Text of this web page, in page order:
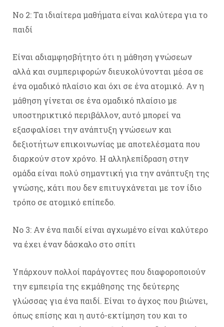
No 2: Τα ιδιαίτερα μαθήματα είναι καλύτερα για το
παιδί
Είναι αδιαμφησβήτητο ότι η μάθηση γνώσεων
αλλά και συμπεριφορών διευκολύνονται μέσα σε
ένα ομαδικό πλαίσιο και όχι σε ένα ατομικό. Αν η
μάθηση γίνεται σε ένα ομαδικό πλαίσιο με
υποστηρικτικό περιβάλλον, αυτό μπορεί να
εξασφαλίσει την ανάπτυξη γνώσεων και
δεξιοτήτων επικοινωνίας με αποτελέσματα που
διαρκούν στον χρόνο. Η αλληλεπίδραση στην
ομάδα είναι πολύ σημαντική για την ανάπτυξη της
γνώσης, κάτι που δεν επιτυγχάνεται με τον ίδιο
τρόπο σε ατομικό επίπεδο.
No 3: Αν ένα παιδί είναι αγχωμένο είναι καλύτερο
να έχει έναν δάσκαλο στο σπίτι
Υπάρχουν πολλοί παράγοντες που διαφοροποιούν
την εμπειρία της εκμάθησης της δεύτερης
γλώσσας για ένα παιδί. Είναι το άγχος που βιώνει,
όπως επίσης και η αυτό-εκτίμηση του και το